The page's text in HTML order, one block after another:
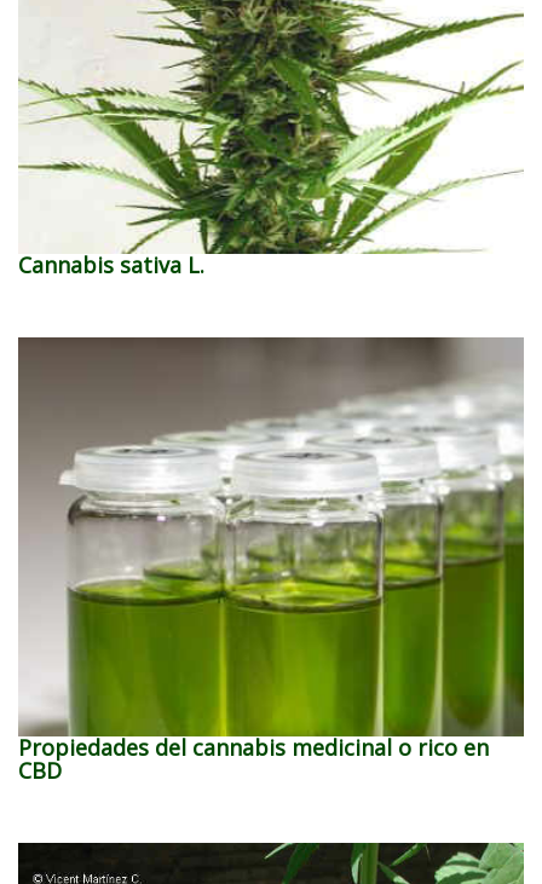
Cannabis sativa L.
Propiedades del cannabis medicinal o rico en
CBD